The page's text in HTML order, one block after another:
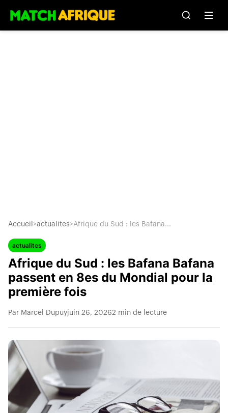
Accueil >actualites>Afrique du Sud : les Bafana...
actualites
Afrique du Sud : les Bafana Bafana
passent en 8es du Mondial pour la
première fois
Par Marcel Dupuyjuin 26, 20262 min de lecture